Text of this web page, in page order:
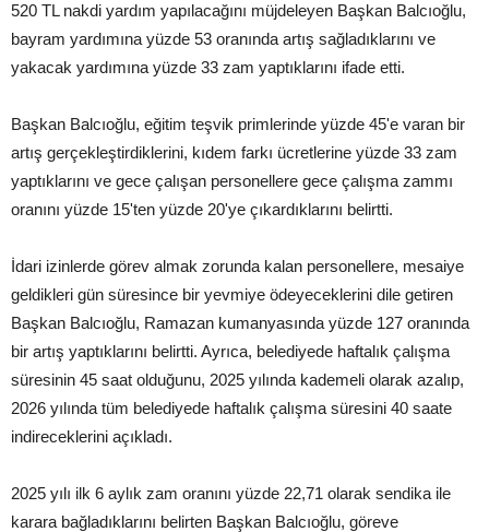
520 TL nakdi yardım yapılacağını müjdeleyen Başkan Balcıoğlu,
bayram yardımına yüzde 53 oranında artış sağladıklarını ve
yakacak yardımına yüzde 33 zam yaptıklarını ifade etti.
Başkan Balcıoğlu, eğitim teşvik primlerinde yüzde 45'e varan bir
artış gerçekleştirdiklerini, kıdem farkı ücretlerine yüzde 33 zam
yaptıklarını ve gece çalışan personellere gece çalışma zammı
oranını yüzde 15'ten yüzde 20'ye çıkardıklarını belirtti.
İdari izinlerde görev almak zorunda kalan personellere, mesaiye
geldikleri gün süresince bir yevmiye ödeyeceklerini dile getiren
Başkan Balcıoğlu, Ramazan kumanyasında yüzde 127 oranında
bir artış yaptıklarını belirtti. Ayrıca, belediyede haftalık çalışma
süresinin 45 saat olduğunu, 2025 yılında kademeli olarak azalıp,
2026 yılında tüm belediyede haftalık çalışma süresini 40 saate
indireceklerini açıkladı.
2025 yılı ilk 6 aylık zam oranını yüzde 22,71 olarak sendika ile
karara bağladıklarını belirten Başkan Balcıoğlu, göreve